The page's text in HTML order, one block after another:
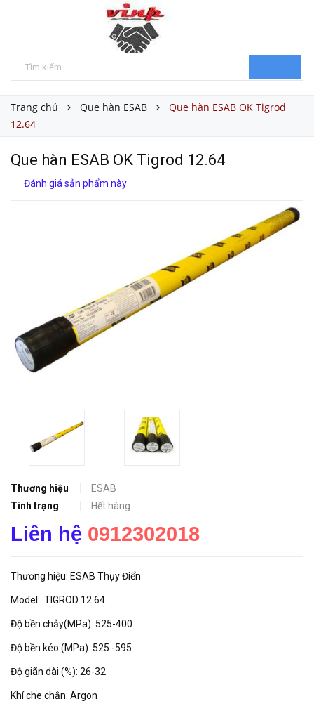
Trang chủ Que hàn ESAB
Que hàn ESAB OK Tigrod
12.64
Que hàn ESAB OK Tigrod 12.64
Đánh giá sản phẩm này
Thương hiệu
ESAB
Tình trạng
Hết hàng
Liên hệ 0912302018
Thương hiệu: ESAB Thụy Điển
Model: TIGROD 12.64
Độ bền chảy(MPa): 525-400
Độ bền kéo (MPa): 525 -595
Độ giãn dài (%): 26-32
Khí che chắn: Argon